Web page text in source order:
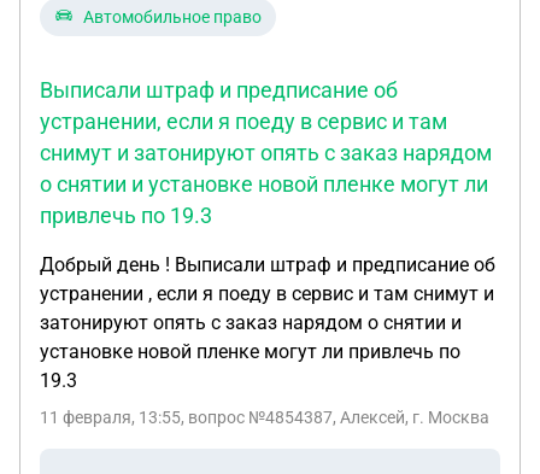
лечить, я вот понял, что ну это будет во-первых,
гражданский врач объяснил, что это должно
указано быть в твоих военных документах.
короче, в твоей книжке, что ну там получено хотя
бы для того, чтобы иметь льготы, вот
привлечения в дальнейшем оно получено, там я
на ввк вот говорил врачам. Они зафиксировали
начинал настаивать на чем либо, начинались
проблемы у меня разные уроды там всякие. Ну и
суть короче в итоге мне вв-вк не указали, и я
теперь так понимаю, вообще они отталкиваются
от того, как командир справку выпишет о
ранении, заболевании об обстоятельствах точнее.
Автомобильное право
Выписали штраф и предписание об
устранении, если я поеду в сервис и там
снимут и затонируют опять с заказ нарядом
о снятии и установке новой пленке могут ли
привлечь по 19.3
Добрый день ! Выписали штраф и предписание об
устранении , если я поеду в сервис и там снимут и
затонируют опять с заказ нарядом о снятии и
установке новой пленке могут ли привлечь по
19.3
11 февраля, 13:55, вопрос №4854387, Алексей, г. Москва